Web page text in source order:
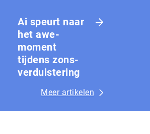
Ai speurt naar
het awe-
moment
tijdens zons­
ver­duis­te­ring
Meer artikelen